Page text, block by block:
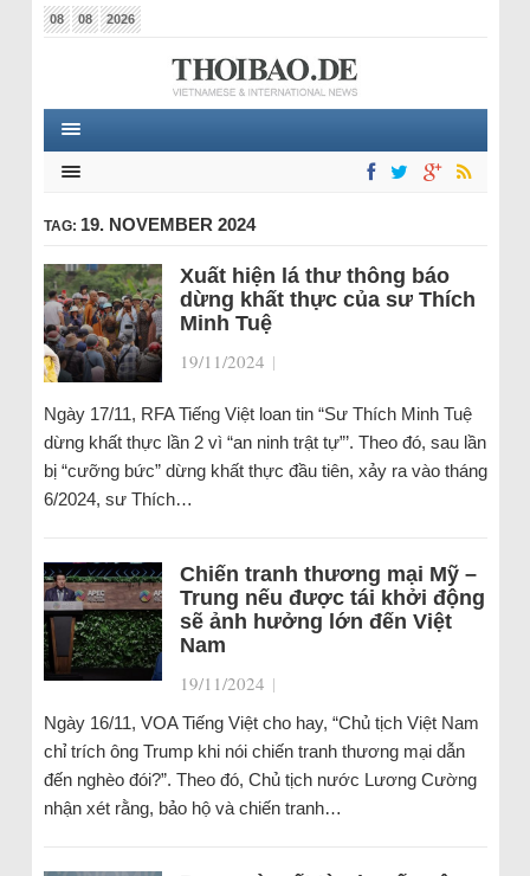
08 08 2026
TAG: 19. NOVEMBER 2024
Xuất hiện lá thư thông báo
dừng khất thực của sư Thích
Minh Tuệ
19/11/2024 |
Ngày 17/11, RFA Tiếng Việt loan tin “Sư Thích Minh Tuệ
dừng khất thực lần 2 vì “an ninh trật tự”’. Theo đó, sau lần
bị “cưỡng bức” dừng khất thực đầu tiên, xảy ra vào tháng
6/2024, sư Thích…
Chiến tranh thương mại Mỹ –
Trung nếu được tái khởi động
sẽ ảnh hưởng lớn đến Việt
Nam
19/11/2024 |
Ngày 16/11, VOA Tiếng Việt cho hay, “Chủ tịch Việt Nam
chỉ trích ông Trump khi nói chiến tranh thương mại dẫn
đến nghèo đói?”. Theo đó, Chủ tịch nước Lương Cường
nhận xét rằng, bảo hộ và chiến tranh…